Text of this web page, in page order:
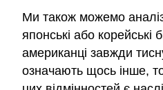
Ми також можемо
японські або
американці завжди
означають щось інше,